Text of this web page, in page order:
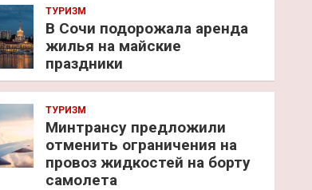
ТУРИЗМ
В Сочи подорожала аренда
жилья на майские
праздники
ТУРИЗМ
Минтрансу предложили
отменить ограничения на
провоз жидкостей на борту
самолета